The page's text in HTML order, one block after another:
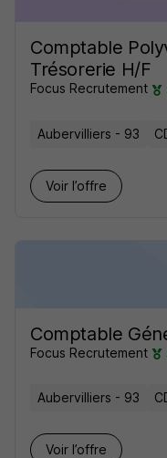
Comptable
Trésorerie H/F
Focus Recrutement
Aubervilliers - 93
Voir l’offre
Comptable
Focus Recrutement
Aubervilliers - 93
Voir l’offre